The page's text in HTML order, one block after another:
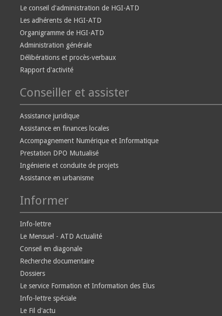
Le conseil d'administration de HGI-ATD
Les adhérents de HGI-ATD
Organigramme de HGI-ATD
Administration générale
Délibérations et procès-verbaux
Rapport d'activité
Conseiller et assister
Assistance juridique
Assistance en finances locales
Accompagnement Numérique et Informatique
Prestation DPO Mutualisé
Ingénierie et conduite de projets
Assistance en urbanisme
Informer
Info-lettre
Le Mensuel - ATD Actualité
Conseil en diagonale
Recherche documentaire
Dossiers
Le service Formation et Information des Elus
Info-lettre spéciale
Le Fil d'actu